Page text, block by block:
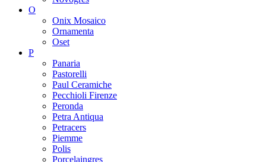
O
Onix Mosaico
Ornamenta
Oset
P
Panaria
Pastorelli
Paul Ceramiche
Pecchioli Firenze
Peronda
Petra Antiqua
Petracers
Piemme
Polis
Porcelaingres